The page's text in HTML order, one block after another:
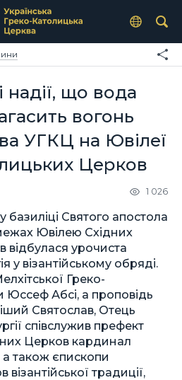
що вода
вогонь
УГКЦ на Ювілеї
Церков
1 026
базиліці Святого апостола
Ювілею Східних
відбулася урочиста
у візантійському обряді.
Греко-
Юссеф Абсі, а проповідь
Святослав, Отець
співслужив префект
Церков кардинал
а також єпископи
традиції,